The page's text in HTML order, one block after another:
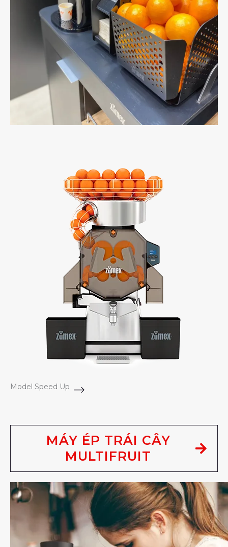
Model Speed Up
MÁY ÉP TRÁI CÂY
MULTIFRUIT